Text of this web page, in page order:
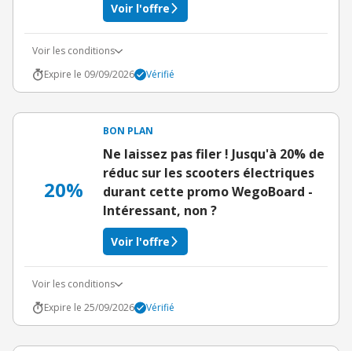
Voir l'offre
Voir les conditions
Expire le 09/09/2026
Vérifié
20%
BON PLAN
Ne laissez pas filer ! Jusqu'à 20% de
réduc sur les scooters électriques
durant cette promo WegoBoard -
Intéressant, non ?
Voir l'offre
Voir les conditions
Expire le 25/09/2026
Vérifié